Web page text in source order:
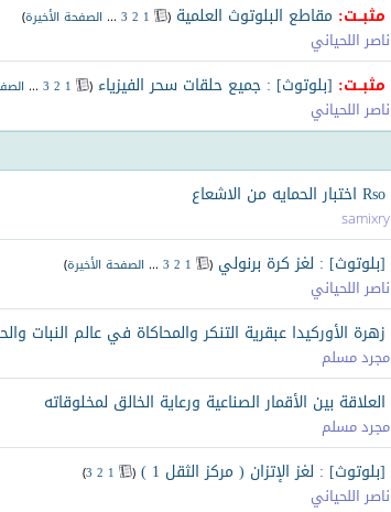
مثبــت: مقاطع البلوتوث العلمية (
1
2
3
... الصفحة الأخيرة)
ناصر اللحياني
مثبــت: [بلوتوث] : جميع حلقات سحر الفيزياء (
1
2
3
...
ناصر اللحياني
Rso اختبار الحمايه من الاشعاع
samixry
[بلوتوث] : لغز كرة برنولي (
1
2
3
... الصفحة الأخيرة)
ناصر اللحياني
زهرة الأوركيدا عبقرية التنكر والمحاكاة في عالم النبات
مجرد مسلم
العلاقة بين الأقمار الصناعية ورعاية الخالق لمخلوقاته
مجرد مسلم
[بلوتوث] : لغز الإتزان ( مركز الثقل 1 ) (
1
2
3
)
ناصر اللحياني